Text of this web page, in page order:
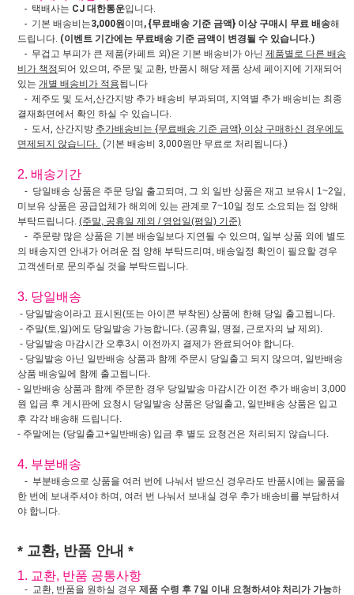
- 택배사는 CJ 대한통운입니다.
- 기본 배송비는3,000원이며 , {무료배송 기준 금액} 이상 구매시 무료 배송해
드립니다. (이벤트 기간에는 무료배송 기준 금액이 변경될 수 있습니다.)
- 무겁고 부피가 큰 제품(카페트 외)은 기본 배송비가 아닌 제품별로 다른 배송
비가 책정되어 있으며, 주문 및 교환, 반품시 해당 제품 상세 페이지에 기재되어
있는 개별 배송비가 적용됩니다
- 제주도 및 도서,산간지방 추가 배송비 부과되며, 지역별 추가 배송비는 최종
결재화면에서 확인 하실 수 있습니다.
- 도서, 산간지방 추가배송비는 {무료배송 기준 금액} 이상 구매하신 경우에도
면제되지 않습니다. (기본 배송비 3,000원만 무료로 처리됩니다.)
2. 배송기간
- 당일배송 상품은 주문 당일 출고되며, 그 외 일반 상품은 재고 보유시 1~2일,
미보유 상품은 공급업체가 해외에 있는 관계로 7~10일 정도 소요되는 점 양해
부탁드립니다. (주말, 공휴일 제외 / 영업일(평일) 기준)
- 주문량 많은 상품은 기본 배송일보다 지연될 수 있으며, 일부 상품 외에 별도
의 배송지연 안내가 어려운 점 양해 부탁드리며, 배송일정 확인이 필요할 경우
고객센터로 문의주실 것을 부탁드립니다.
3. 당일배송
- 당일발송이라고 표시된(또는 아이콘 부착된) 상품에 한해 당일 출고됩니다.
- 주말(토,일)에도 당일발송 가능합니다. (공휴일, 명절, 근로자의 날 제외).
- 당일발송 마감시간 오후3시 이전까지 결제가 완료되어야 합니다.
- 당일발송 아닌 일반배송 상품과 함께 주문시 당일출고 되지 않으며, 일반배송
상품 배송일에 함께 출고됩니다.
- 일반배송 상품과 함께 주문한 경우 당일발송 마감시간 이전 추가 배송비 3,000
원 입금 후 게시판에 요청시 당일발송 상품은 당일출고, 일반배송 상품은 입고
후 각각 배송해 드립니다.
- 주말에는 (당일출고+일반배송) 입금 후 별도 요청건은 처리되지 않습니다.
4. 부분배송
- 부분배송으로 상품을 여러 번에 나눠서 받으신 경우라도 반품시에는 물품을
한 번에 보내주셔야 하며, 여러 번 나눠서 보내실 경우 추가 배송비를 부담하셔
야 합니다.
* 교환, 반품 안내 *
1. 교환, 반품 공통사항
- 교환, 반품을 원하실 경우 제품 수령 후 7일 이내 요청하셔야 처리가 가능하